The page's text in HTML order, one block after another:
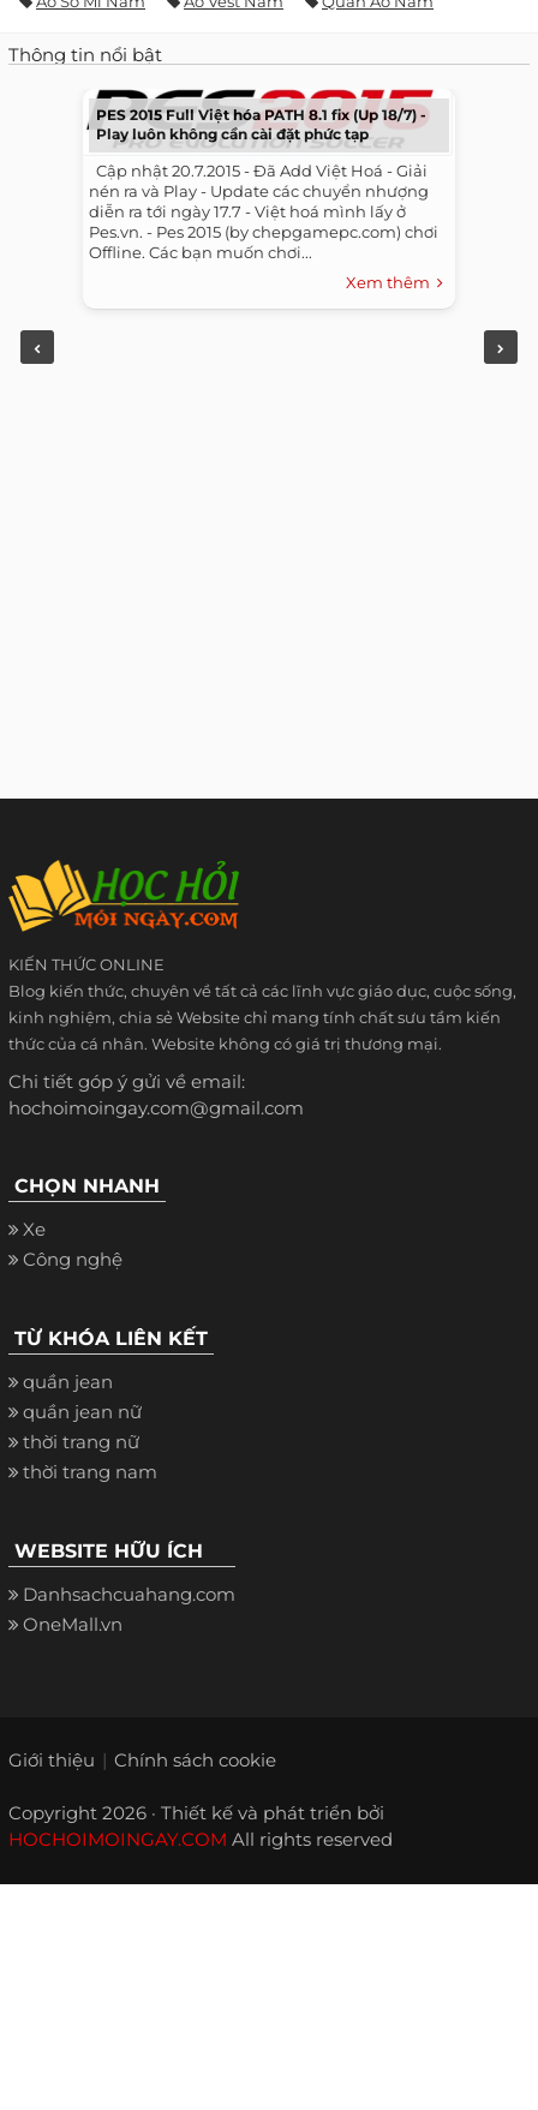
Thông tin nổi bật
PES 2015 Full Việt hóa PATH 8.1 fix (Up 18/7) -
Play luôn không cần cài đặt phức tạp
​ ​ Cập nhật 20.7.2015 - Đã Add Việt Hoá - Giải
nén ra và Play - Update các chuyển nhượng
diễn ra tới ngày 17.7 - Việt hoá mình lấy ở
Pes.vn. - Pes 2015 (by chepgamepc.com) chơi
Offline. Các bạn muốn chơi...
Xem thêm
KIẾN THỨC ONLINE
Blog kiến thức, chuyên về tất cả các lĩnh vực giáo dục, cuộc sống,
kinh nghiệm, chia sẻ Website chỉ mang tính chất sưu tầm kiến
thức của cá nhân. Website không có giá trị thương mại.
Chi tiết góp ý gửi về email:
hochoimoingay.com@gmail.com
CHỌN NHANH
Xe
Công nghệ
TỪ KHÓA LIÊN KẾT
quần jean
quần jean nữ
thời trang nữ
thời trang nam
WEBSITE HỮU ÍCH
Danhsachcuahang.com
OneMall.vn
Giới thiệu Chính sách cookie
Copyright 2026 · Thiết kế và phát triển bởi
HOCHOIMOINGAY.COM All rights reserved